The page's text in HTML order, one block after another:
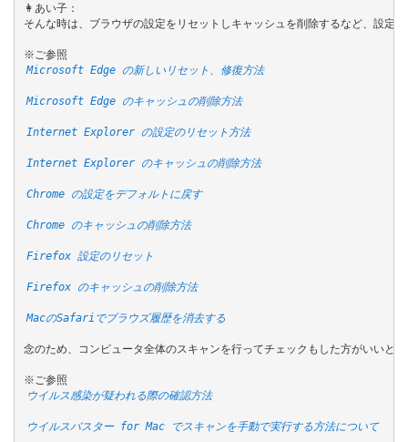
👩あい子：
そんな時は、ブラウザの設定をリセットしキャッシュを削除するなど、設定
Microsoft Edge の新しいリセット、修復方法
Microsoft Edge のキャッシュの削除方法
Internet Explorer の設定のリセット方法
Internet Explorer のキャッシュの削除方法
Chrome の設定をデフォルトに戻す
Chrome のキャッシュの削除方法
Firefox 設定のリセット
Firefox のキャッシュの削除方法
MacのSafariでブラウズ履歴を消去する
念のため、コンピュータ全体のスキャンを行ってチェックもした方がいいと
ウイルス感染が疑われる際の確認方法
ウイルスバスター for Mac でスキャンを手動で実行する方法について